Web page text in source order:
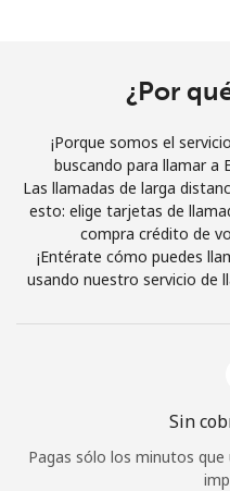
Inicia sesión
¿Por
¡Porque somos el
buscando para llamar a
Las llamadas de larga
esto: elige tarjetas de
compra crédito de
¡Entérate cómo puedes
usando nuestro servicio de
Sin
Pagas sólo los minutos